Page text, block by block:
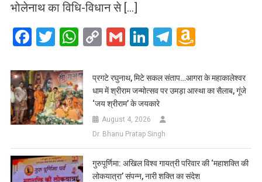
भोलेनाथ का विधि-विधान से […]
Facebook
Twitter
WhatsApp
CopyGmailLinkedIn
Telegram
List
प्रगटे रघुनाथ, मिटे सकल संताप…आगरा के महाकालेश्वर
धाम में श्रीराम जन्मोत्सव पर उमड़ा आस्था का सैलाब, गूंजे
‘जय श्रीराम’ के जयकारे
August 4, 2026
Dr. Bhanu Pratap Singh
गुरुपूर्णिमा: अखिल विश्व गायत्री परिवार की ‘महाशक्ति की
लोकयात्रा’ संपन्न, नारी शक्ति का संदेश